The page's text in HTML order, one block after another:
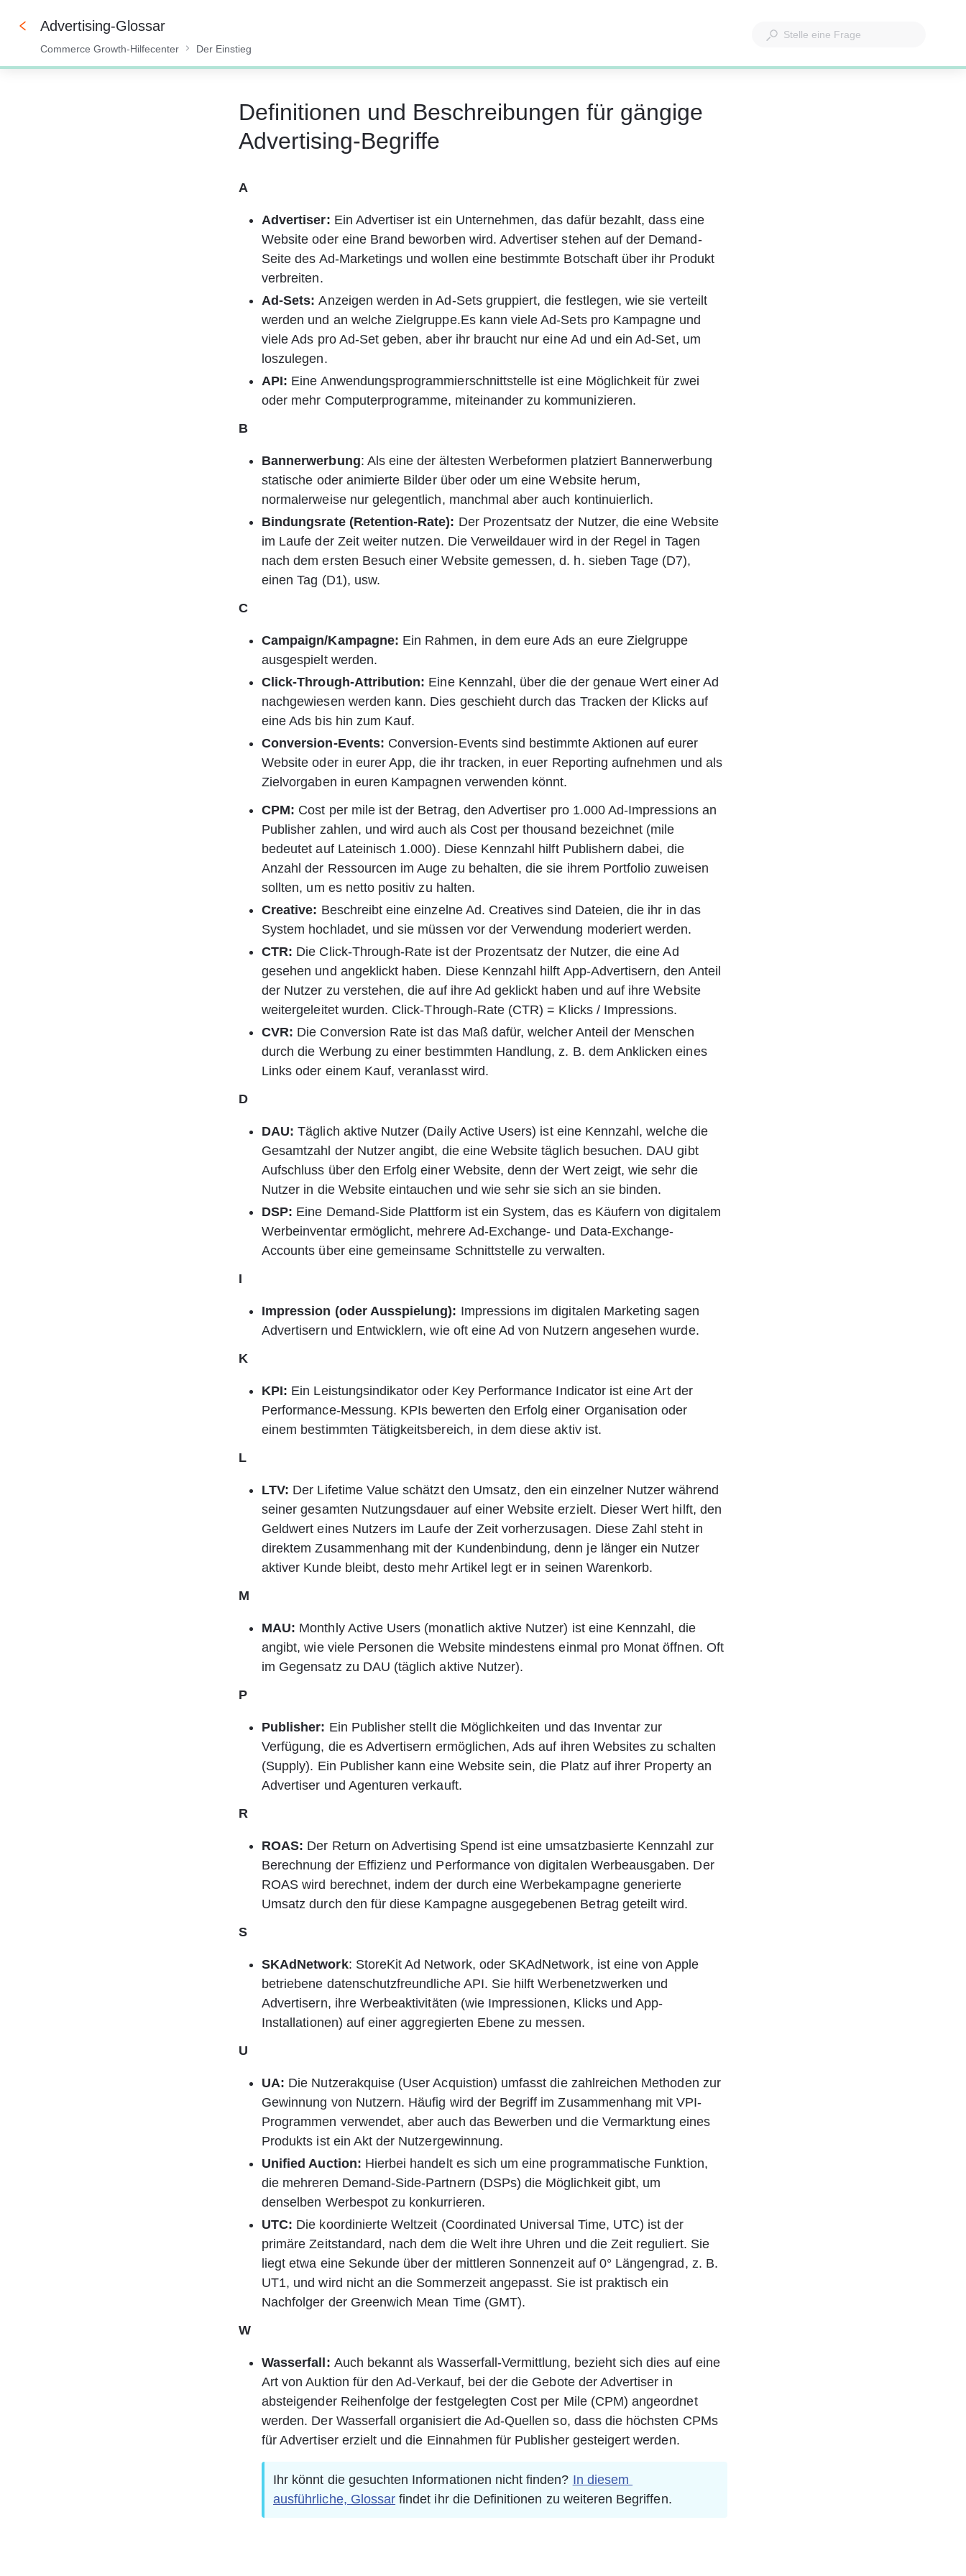
0%
Advertising-Glossar
Commerce Growth-Hilfecenter Der Einstieg
Definitionen und Beschreibungen für gängige
Advertising-Begriffe
A
Advertiser: Ein Advertiser ist ein Unternehmen, das dafür bezahlt, dass eine
Website oder eine Brand beworben wird. Advertiser stehen auf der Demand-
Seite des Ad-Marketings und wollen eine bestimmte Botschaft über ihr Produkt
verbreiten.
Ad-Sets: Anzeigen werden in Ad-Sets gruppiert, die festlegen, wie sie verteilt
werden und an welche Zielgruppe.Es kann viele Ad-Sets pro Kampagne und
viele Ads pro Ad-Set geben, aber ihr braucht nur eine Ad und ein Ad-Set, um
loszulegen.
API: Eine Anwendungsprogrammierschnittstelle ist eine Möglichkeit für zwei
oder mehr Computerprogramme, miteinander zu kommunizieren.
B
Bannerwerbung: Als eine der ältesten Werbeformen platziert Bannerwerbung
statische oder animierte Bilder über oder um eine Website herum,
normalerweise nur gelegentlich, manchmal aber auch kontinuierlich.
Bindungsrate (Retention-Rate): Der Prozentsatz der Nutzer, die eine Website
im Laufe der Zeit weiter nutzen. Die Verweildauer wird in der Regel in Tagen
nach dem ersten Besuch einer Website gemessen, d. h. sieben Tage (D7),
einen Tag (D1), usw.
C
Campaign/Kampagne: Ein Rahmen, in dem eure Ads an eure Zielgruppe
ausgespielt werden.
Click-Through-Attribution: Eine Kennzahl, über die der genaue Wert einer Ad
nachgewiesen werden kann. Dies geschieht durch das Tracken der Klicks auf
eine Ads bis hin zum Kauf.
Conversion-Events: Conversion-Events sind bestimmte Aktionen auf eurer
Website oder in eurer App, die ihr tracken, in euer Reporting aufnehmen und als
Zielvorgaben in euren Kampagnen verwenden könnt.
CPM: Cost per mile ist der Betrag, den Advertiser pro 1.000 Ad-Impressions an
Publisher zahlen, und wird auch als Cost per thousand bezeichnet (mile
bedeutet auf Lateinisch 1.000). Diese Kennzahl hilft Publishern dabei, die
Anzahl der Ressourcen im Auge zu behalten, die sie ihrem Portfolio zuweisen
sollten, um es netto positiv zu halten.
Creative: Beschreibt eine einzelne Ad. Creatives sind Dateien, die ihr in das
System hochladet, und sie müssen vor der Verwendung moderiert werden.
CTR: Die Click-Through-Rate ist der Prozentsatz der Nutzer, die eine Ad
gesehen und angeklickt haben. Diese Kennzahl hilft App-Advertisern, den Anteil
der Nutzer zu verstehen, die auf ihre Ad geklickt haben und auf ihre Website
weitergeleitet wurden. Click-Through-Rate (CTR) = Klicks / Impressions.
CVR: Die Conversion Rate ist das Maß dafür, welcher Anteil der Menschen
durch die Werbung zu einer bestimmten Handlung, z. B. dem Anklicken eines
Links oder einem Kauf, veranlasst wird.
D
DAU: Täglich aktive Nutzer (Daily Active Users) ist eine Kennzahl, welche die
Gesamtzahl der Nutzer angibt, die eine Website täglich besuchen. DAU gibt
Aufschluss über den Erfolg einer Website, denn der Wert zeigt, wie sehr die
Nutzer in die Website eintauchen und wie sehr sie sich an sie binden.
DSP: Eine Demand-Side Plattform ist ein System, das es Käufern von digitalem
Werbeinventar ermöglicht, mehrere Ad-Exchange- und Data-Exchange-
Accounts über eine gemeinsame Schnittstelle zu verwalten.
I
Impression (oder Ausspielung): Impressions im digitalen Marketing sagen
Advertisern und Entwicklern, wie oft eine Ad von Nutzern angesehen wurde.
K
KPI: Ein Leistungsindikator oder Key Performance Indicator ist eine Art der
Performance-Messung. KPIs bewerten den Erfolg einer Organisation oder
einem bestimmten Tätigkeitsbereich, in dem diese aktiv ist.
L
LTV: Der Lifetime Value schätzt den Umsatz, den ein einzelner Nutzer während
seiner gesamten Nutzungsdauer auf einer Website erzielt. Dieser Wert hilft, den
Geldwert eines Nutzers im Laufe der Zeit vorherzusagen. Diese Zahl steht in
direktem Zusammenhang mit der Kundenbindung, denn je länger ein Nutzer
aktiver Kunde bleibt, desto mehr Artikel legt er in seinen Warenkorb.
M
MAU: Monthly Active Users (monatlich aktive Nutzer) ist eine Kennzahl, die
angibt, wie viele Personen die Website mindestens einmal pro Monat öffnen. Oft
im Gegensatz zu DAU (täglich aktive Nutzer).
P
Publisher: Ein Publisher stellt die Möglichkeiten und das Inventar zur
Verfügung, die es Advertisern ermöglichen, Ads auf ihren Websites zu schalten
(Supply). Ein Publisher kann eine Website sein, die Platz auf ihrer Property an
Advertiser und Agenturen verkauft.
R
ROAS: Der Return on Advertising Spend ist eine umsatzbasierte Kennzahl zur
Berechnung der Effizienz und Performance von digitalen Werbeausgaben. Der
ROAS wird berechnet, indem der durch eine Werbekampagne generierte
Umsatz durch den für diese Kampagne ausgegebenen Betrag geteilt wird.
S
SKAdNetwork: StoreKit Ad Network, oder SKAdNetwork, ist eine von Apple
betriebene datenschutzfreundliche API. Sie hilft Werbenetzwerken und
Advertisern, ihre Werbeaktivitäten (wie Impressionen, Klicks und App-
Installationen) auf einer aggregierten Ebene zu messen.
U
UA: Die Nutzerakquise (User Acquistion) umfasst die zahlreichen Methoden zur
Gewinnung von Nutzern. Häufig wird der Begriff im Zusammenhang mit VPI-
Programmen verwendet, aber auch das Bewerben und die Vermarktung eines
Produkts ist ein Akt der Nutzergewinnung.
Unified Auction: Hierbei handelt es sich um eine programmatische Funktion,
die mehreren Demand-Side-Partnern (DSPs) die Möglichkeit gibt, um
denselben Werbespot zu konkurrieren.
UTC: Die koordinierte Weltzeit (Coordinated Universal Time, UTC) ist der
primäre Zeitstandard, nach dem die Welt ihre Uhren und die Zeit reguliert. Sie
liegt etwa eine Sekunde über der mittleren Sonnenzeit auf 0° Längengrad, z. B.
UT1, und wird nicht an die Sommerzeit angepasst. Sie ist praktisch ein
Nachfolger der Greenwich Mean Time (GMT).
W
Wasserfall: Auch bekannt als Wasserfall-Vermittlung, bezieht sich dies auf eine
Art von Auktion für den Ad-Verkauf, bei der die Gebote der Advertiser in
absteigender Reihenfolge der festgelegten Cost per Mile (CPM) angeordnet
werden. Der Wasserfall organisiert die Ad-Quellen so, dass die höchsten CPMs
für Advertiser erzielt und die Einnahmen für Publisher gesteigert werden.
Ihr könnt die gesuchten Informationen nicht finden? In diesem
ausführliche, Glossar findet ihr die Definitionen zu weiteren Begriffen.